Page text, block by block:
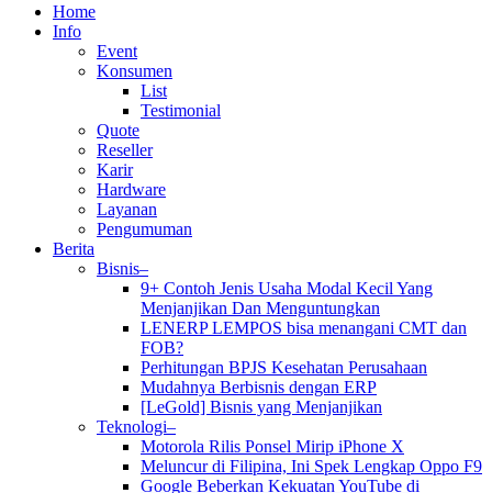
Home
Info
Event
Konsumen
List
Testimonial
Quote
Reseller
Karir
Hardware
Layanan
Pengumuman
Berita
Bisnis–
9+ Contoh Jenis Usaha Modal Kecil Yang
Menjanjikan Dan Menguntungkan
LENERP LEMPOS bisa menangani CMT dan
FOB?
Perhitungan BPJS Kesehatan Perusahaan
Mudahnya Berbisnis dengan ERP
[LeGold] Bisnis yang Menjanjikan
Teknologi–
Motorola Rilis Ponsel Mirip iPhone X
Meluncur di Filipina, Ini Spek Lengkap Oppo F9
Google Beberkan Kekuatan YouTube di